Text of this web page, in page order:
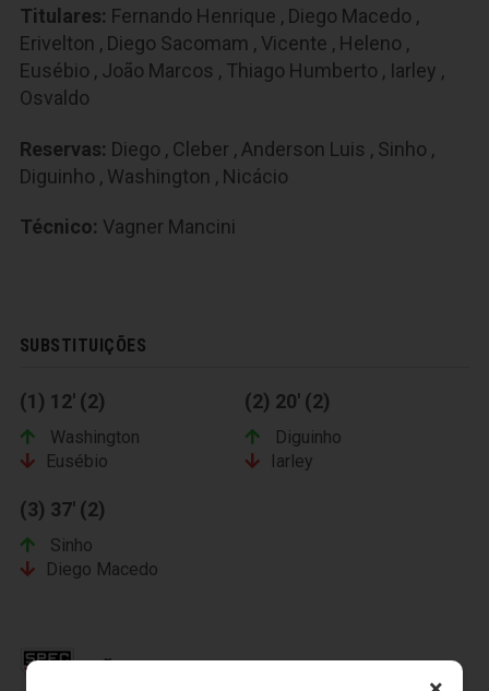
Titulares: Fernando Henrique , Diego Macedo ,
Erivelton , Diego Sacomam , Vicente , Heleno ,
Eusébio , João Marcos , Thiago Humberto , Iarley ,
Osvaldo
Reservas: Diego , Cleber , Anderson Luis , Sinho ,
Diguinho , Washington , Nicácio
Técnico: Vagner Mancini
SUBSTITUIÇÕES
(1) 12' (2)
Washington
Eusébio
(2) 20' (2)
Diguinho
Iarley
(3) 37' (2)
Sinho
Diego Macedo